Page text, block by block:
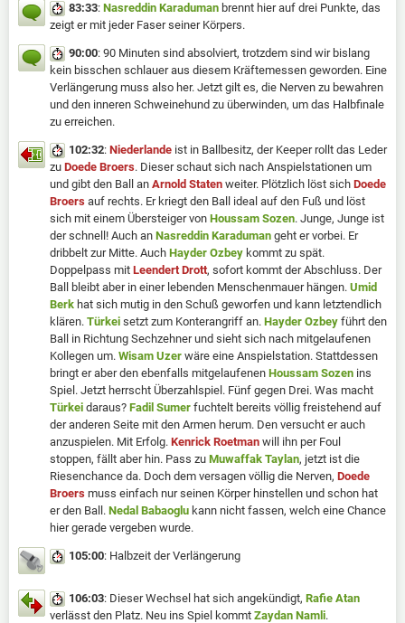
83:33: Nasreddin Karaduman brennt hier auf drei Punkte, das
zeigt er mit jeder Faser seiner Körpers.
90:00: 90 Minuten sind absolviert, trotzdem sind wir bislang
kein bisschen schlauer aus diesem Kräftemessen geworden. Eine
Verlängerung muss also her. Jetzt gilt es, die Nerven zu bewahren
und den inneren Schweinehund zu überwinden, um das Halbfinale
zu erreichen.
102:32: Niederlande ist in Ballbesitz, der Keeper rollt das Leder
zu Doede Broers. Dieser schaut sich nach Anspielstationen um
und gibt den Ball an Arnold Staten weiter. Plötzlich löst sich Doede
Broers auf rechts. Er kriegt den Ball ideal auf den Fuß und löst
sich mit einem Übersteiger von Houssam Sozen. Junge, Junge ist
der schnell! Auch an Nasreddin Karaduman geht er vorbei. Er
dribbelt zur Mitte. Auch Hayder Ozbey kommt zu spät.
Doppelpass mit Leendert Drott, sofort kommt der Abschluss. Der
Ball bleibt aber in einer lebenden Menschenmauer hängen. Umid
Berk hat sich mutig in den Schuß geworfen und kann letztendlich
klären. Türkei setzt zum Konterangriff an. Hayder Ozbey führt den
Ball in Richtung Sechzehner und sieht sich nach mitgelaufenen
Kollegen um. Wisam Uzer wäre eine Anspielstation. Stattdessen
bringt er aber den ebenfalls mitgelaufenen Houssam Sozen ins
Spiel. Jetzt herrscht Überzahlspiel. Fünf gegen Drei. Was macht
Türkei daraus? Fadil Sumer fuchtelt bereits völlig freistehend auf
der anderen Seite mit den Armen herum. Den versucht er auch
anzuspielen. Mit Erfolg. Kenrick Roetman will ihn per Foul
stoppen, fällt aber hin. Pass zu Muwaffak Taylan, jetzt ist die
Riesenchance da. Doch dem versagen völlig die Nerven, Doede
Broers muss einfach nur seinen Körper hinstellen und schon hat
er den Ball. Nedal Babaoglu kann nicht fassen, welch eine Chance
hier gerade vergeben wurde.
105:00: Halbzeit der Verlängerung
106:03: Dieser Wechsel hat sich angekündigt, Rafie Atan
verlässt den Platz. Neu ins Spiel kommt Zaydan Namli.